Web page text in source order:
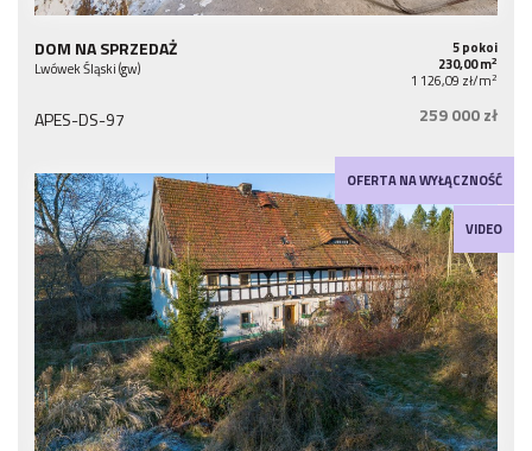
DOM NA SPRZEDAŻ
Lwówek Śląski (gw)
5 pokoi
230,00 m2
1 126,09 zł/m2
APES-DS-97 259 000 zł
OFERTA NA WYŁĄCZNOŚĆ
VIDEO